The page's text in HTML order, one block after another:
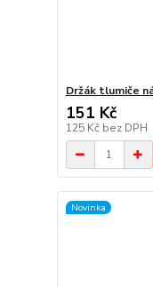
Držák tlumiče
151 Kč
125 Kč bez DPH
Novinka